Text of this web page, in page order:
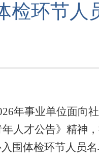
检环节人
年事业单位面向
人才公告》 精神
围体检环节人员名